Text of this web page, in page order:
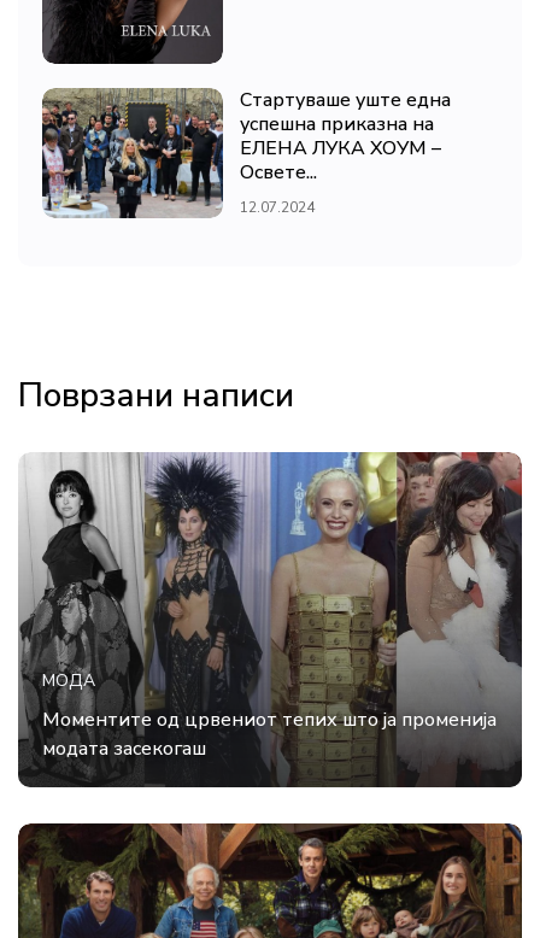
Стартуваше уште една
успешна приказна на
ЕЛЕНА ЛУКА ХОУМ –
Освете...
12.07.2024
Поврзани написи
МОДА
Моментите од црвениот тепих што ја променија
модата засекогаш